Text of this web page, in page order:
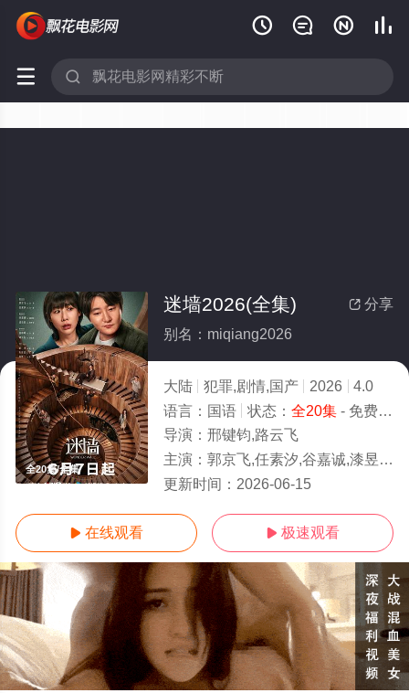
   
 
全20集/全集
 分享
迷墙2026(全集)
别名：miqiang2026
大陆 犯罪,剧情,国产 2026
4.0
语言： 国语 状态： 全20集- 免费在线播放
导演： 邢键钧,路云飞
主演： 郭京飞,任素汐,谷嘉诚,漆昱辰,温峥嵘,刘天佐,迟蓬,方芳,董博,朱袁员,王伯昭,郑楚一
更新时间： 2026-06-15
 在线观看  极速观看